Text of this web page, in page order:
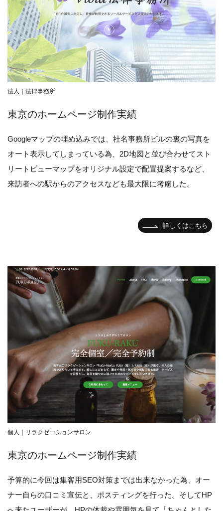
法人｜法律事務所
東京のホームページ制作実績
Googleマップの埋め込みでは、社名事務所ビルの裏の写真を
オート表示してしまっている為、2D地図と並び合わせてスト
リートビューマップをオリジナル設定で配置提案するなど、
来訪者への駅からのアクセスなども最大限に考慮した。
詳しくはこちら
個人｜リラクゼーションサロン
東京のホームページ制作実績
予算的に今回は集客用SEO対策までは出来なかった為、オー
ナー自らの口コミ宣伝と、ポスティングを行った。そしてHP